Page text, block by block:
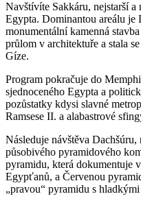
Navštívíte Sakkáru, nejstarší a
Egypta. Dominantou areálu je
monumentální kamenná
průlom v architektuře a stala
Gíze.
Program pokračuje do
sjednoceného Egypta a
pozůstatky kdysi slavné
Ramsese II. a alabastrové
Následuje návštěva
působivého pyramidového
pyramidu, která dokumentuje
Egypťanů, a Červenou
„pravou“ pyramidu s hladkými